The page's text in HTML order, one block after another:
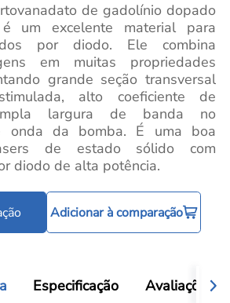
de gadolínio dopado
um excelente material para
por diodo. Ele combina
em muitas propriedades
grande seção transversal
alto coeficiente de
largura de banda no
onda da bomba. É uma boa
de estado sólido com
diodo de alta potência.
Adicionar à comparação
Especificação Avaliações